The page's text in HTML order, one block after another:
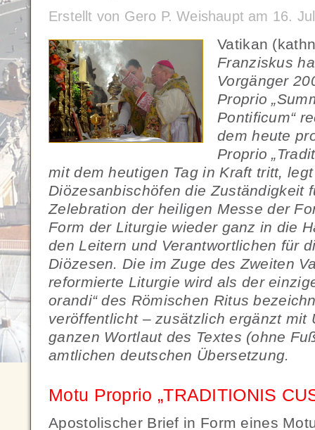
Erstellt von Gero P. Weishaupt am 16.
Vatikan
Franziskus
Vorgänger
Proprio
Pontificum“
dem heute
Proprio
mit dem heutigen Tag in Kraft tritt,
Diözesanbischöfen die Zuständigkeit
Zelebration der heiligen Messe der
Form der Liturgie wieder ganz in die
den Leitern und Verantwortlichen für
Diözesen. Die im Zuge des Zweiten
reformierte Liturgie wird als der
orandi“ des Römischen Ritus
veröffentlicht – zusätzlich ergänzt mit
ganzen Wortlaut des Textes (ohne
amtlichen deutschen Übersetzung.
Motu Proprio „TRADITIONIS
Apostolischer Brief in Form eines